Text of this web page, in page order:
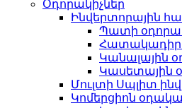
Օդորակիչներ
Ինվերտորային
Պատի
Հատակադիր
Կանալային
Կասետային
Մուլտի Սպլիտ
Կոմերցիոն